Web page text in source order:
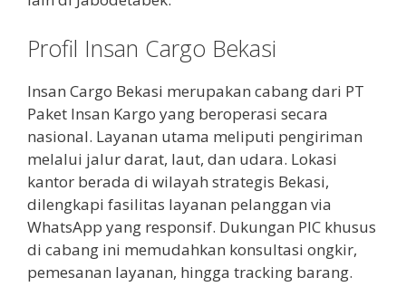
Profil Insan Cargo Bekasi
Insan Cargo Bekasi merupakan cabang dari PT
Paket Insan Kargo yang beroperasi secara
nasional. Layanan utama meliputi pengiriman
melalui jalur darat, laut, dan udara. Lokasi
kantor berada di wilayah strategis Bekasi,
dilengkapi fasilitas layanan pelanggan via
WhatsApp yang responsif. Dukungan PIC khusus
di cabang ini memudahkan konsultasi ongkir,
pemesanan layanan, hingga tracking barang.